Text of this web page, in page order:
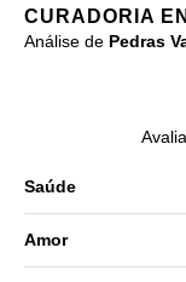
CURADORIA
Análise de Pedras
Saúde
Amor